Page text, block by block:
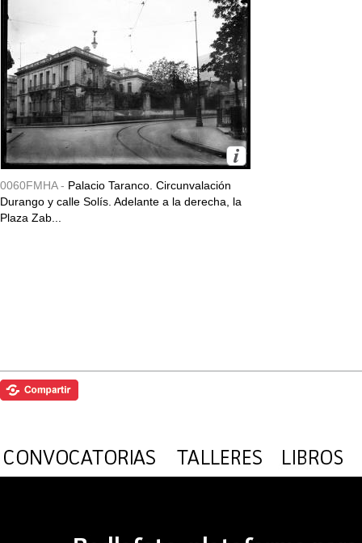
0060FMHA - Palacio Taranco. Circunvalación
Durango y calle Solís. Adelante a la derecha, la
Plaza Zab...